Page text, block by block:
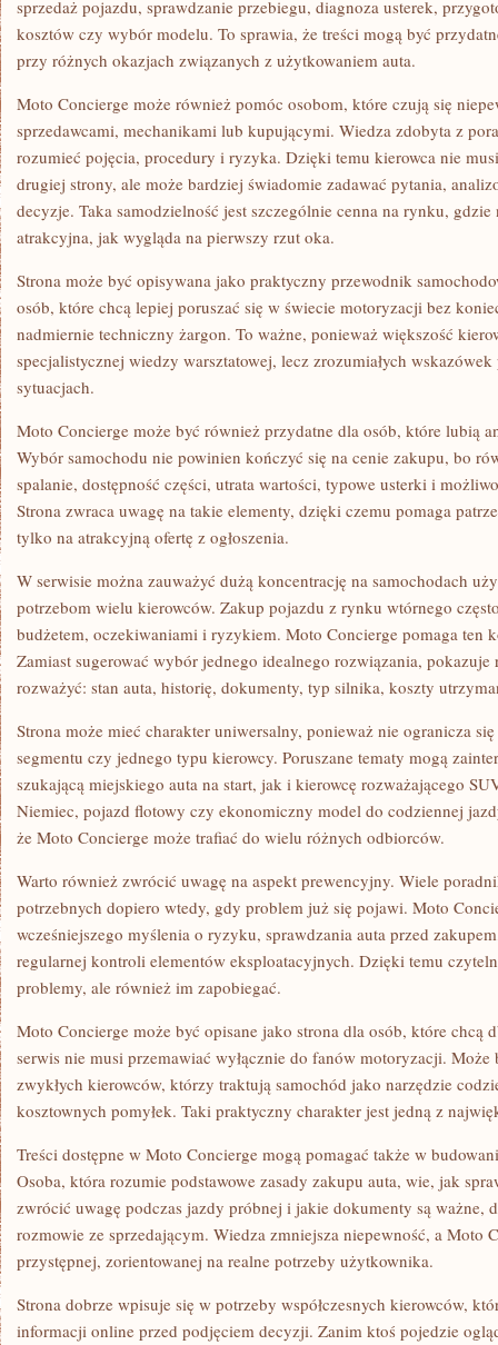
sprzedaż pojazdu, sprawdzanie przebiegu, diagnoza usterek,
kosztów czy wybór modelu. To sprawia, że treści mogą być
przy różnych okazjach związanych z użytkowaniem auta.
Moto Concierge może również pomóc osobom, które czują się
sprzedawcami, mechanikami lub kupującymi. Wiedza zdobyta z
rozumieć pojęcia, procedury i ryzyka. Dzięki temu kierowca nie
drugiej strony, ale może bardziej świadomie zadawać pytania,
decyzje. Taka samodzielność jest szczególnie cenna na rynku,
atrakcyjna, jak wygląda na pierwszy rzut oka.
Strona może być opisywana jako praktyczny przewodnik
osób, które chcą lepiej poruszać się w świecie motoryzacji bez
nadmiernie techniczny żargon. To ważne, ponieważ większość
specjalistycznej wiedzy warsztatowej, lecz zrozumiałych
sytuacjach.
Moto Concierge może być również przydatne dla osób, które lubią
Wybór samochodu nie powinien kończyć się na cenie zakupu, bo
spalanie, dostępność części, utrata wartości, typowe usterki i
Strona zwraca uwagę na takie elementy, dzięki czemu pomaga
tylko na atrakcyjną ofertę z ogłoszenia.
W serwisie można zauważyć dużą koncentrację na samochodach
potrzebom wielu kierowców. Zakup pojazdu z rynku wtórnego
budżetem, oczekiwaniami i ryzykiem. Moto Concierge pomaga ten
Zamiast sugerować wybór jednego idealnego rozwiązania, pokazuje
rozważyć: stan auta, historię, dokumenty, typ silnika, koszty
Strona może mieć charakter uniwersalny, ponieważ nie ogranicza
segmentu czy jednego typu kierowcy. Poruszane tematy mogą
szukającą miejskiego auta na start, jak i kierowcę rozważającego
Niemiec, pojazd flotowy czy ekonomiczny model do codziennej
że Moto Concierge może trafiać do wielu różnych odbiorców.
Warto również zwrócić uwagę na aspekt prewencyjny. Wiele
potrzebnych dopiero wtedy, gdy problem już się pojawi. Moto
wcześniejszego myślenia o ryzyku, sprawdzania auta przed
regularnej kontroli elementów eksploatacyjnych. Dzięki temu
problemy, ale również im zapobiegać.
Moto Concierge może być opisane jako strona dla osób, które chcą
serwis nie musi przemawiać wyłącznie do fanów motoryzacji.
zwykłych kierowców, którzy traktują samochód jako narzędzie
kosztownych pomyłek. Taki praktyczny charakter jest jedną z
Treści dostępne w Moto Concierge mogą pomagać także w
Osoba, która rozumie podstawowe zasady zakupu auta, wie, jak
zwrócić uwagę podczas jazdy próbnej i jakie dokumenty są ważne,
rozmowie ze sprzedającym. Wiedza zmniejsza niepewność, a Moto
przystępnej, zorientowanej na realne potrzeby użytkownika.
Strona dobrze wpisuje się w potrzeby współczesnych kierowców,
informacji online przed podjęciem decyzji. Zanim ktoś pojedzie